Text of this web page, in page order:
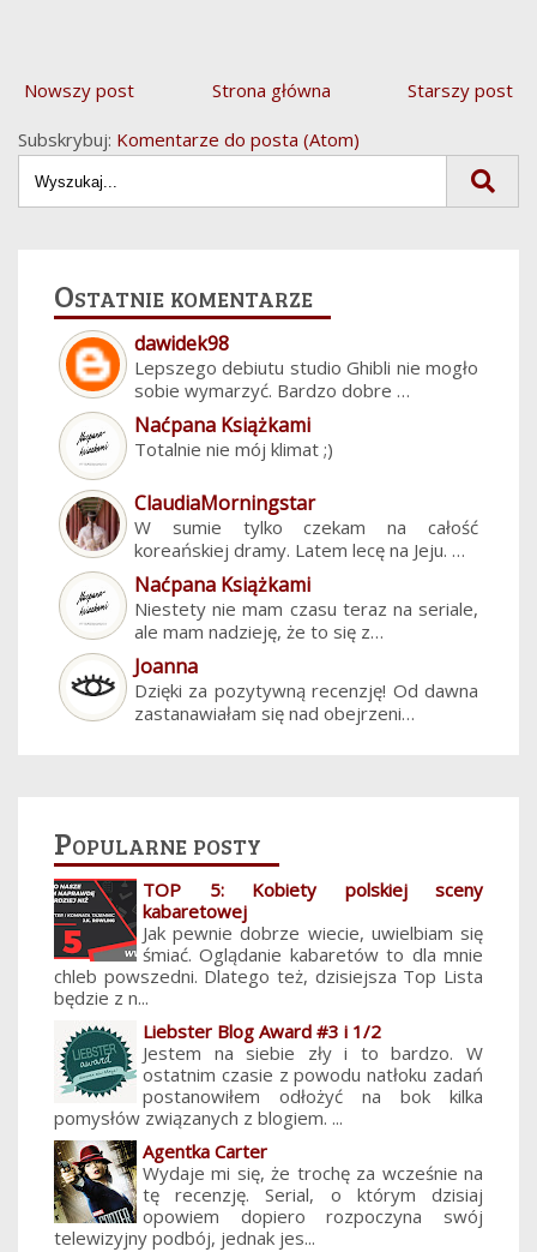
Nowszy post Starszy post
Strona główna
Subskrybuj: Komentarze do posta (Atom)
Ostatnie komentarze
dawidek98
Lepszego debiutu studio Ghibli nie mogło
sobie wymarzyć. Bardzo dobre …
Naćpana Książkami
Totalnie nie mój klimat ;)
ClaudiaMorningstar
W sumie tylko czekam na całość
koreańskiej dramy. Latem lecę na Jeju. …
Naćpana Książkami
Niestety nie mam czasu teraz na seriale,
ale mam nadzieję, że to się z…
Joanna
Dzięki za pozytywną recenzję! Od dawna
zastanawiałam się nad obejrzeni…
Popularne posty
TOP 5: Kobiety polskiej sceny
kabaretowej
Jak pewnie dobrze wiecie, uwielbiam się
śmiać. Oglądanie kabaretów to dla mnie
chleb powszedni. Dlatego też, dzisiejsza Top Lista
będzie z n...
Liebster Blog Award #3 i 1/2
Jestem na siebie zły i to bardzo. W
ostatnim czasie z powodu natłoku zadań
postanowiłem odłożyć na bok kilka
pomysłów związanych z blogiem. ...
Agentka Carter
Wydaje mi się, że trochę za wcześnie na
tę recenzję. Serial, o którym dzisiaj
opowiem dopiero rozpoczyna swój
telewizyjny podbój, jednak jes...